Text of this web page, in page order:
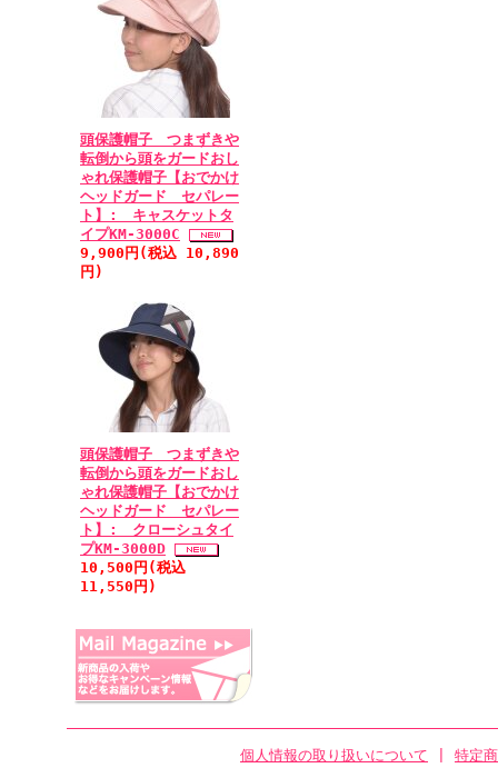
頭保護帽子 つまずきや
転倒から頭をガードおし
ゃれ保護帽子【おでかけ
ヘッドガード セパレー
ト】: キャスケットタ
イプKM-3000C
9,900円(税込 10,890
円)
頭保護帽子 つまずきや
転倒から頭をガードおし
ゃれ保護帽子【おでかけ
ヘッドガード セパレー
ト】: クローシュタイ
プKM-3000D
10,500円(税込
11,550円)
個人情報の取り扱いについて
特定